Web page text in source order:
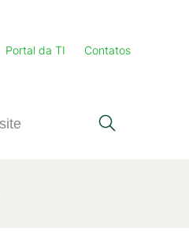
Portal da TI Contatos